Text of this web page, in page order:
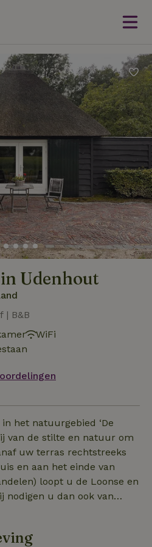
Udenhout
| B&B
WiFi
het natuurgebied ‘De
van de stilte en natuur om
uw terras rechtstreeks
en aan het einde van
loopt u de Loonse en
onder te dompelen in